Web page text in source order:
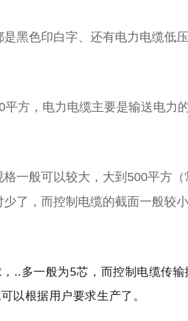
是黑色印白字、还有电力电缆低
平方，电力电缆主要是输送电力
一般可以较大，大到500平方
了，而控制电缆的截面一般较
..多一般为5芯，而控制电缆传
以根据用户要求生产了。